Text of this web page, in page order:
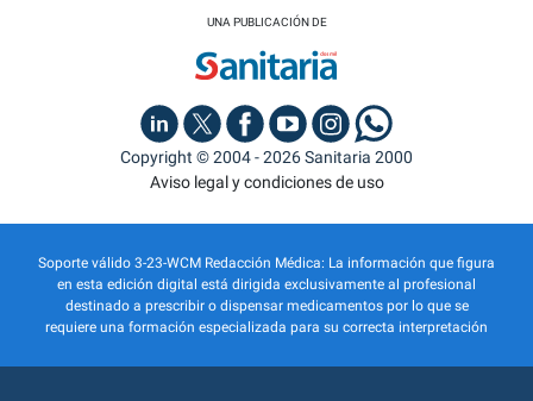
UNA PUBLICACIÓN DE
Copyright © 2004 - 2026 Sanitaria 2000
Aviso legal y condiciones de uso
Soporte válido 3-23-WCM Redacción Médica: La información que figura
en esta edición digital está dirigida exclusivamente al profesional
destinado a prescribir o dispensar medicamentos por lo que se
requiere una formación especializada para su correcta interpretación